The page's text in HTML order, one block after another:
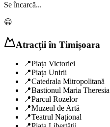
Se încarcă...
😀
Atracții în Timișoara
📍Piața Victoriei
📍Piața Unirii
📍Catedrala Mitropolitană
📍Bastionul Maria Theresia
📍Parcul Rozelor
📍Muzeul de Artă
📍Teatrul Național